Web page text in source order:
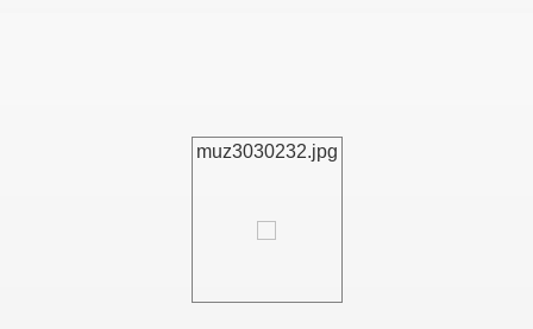
muz3030232.jpg